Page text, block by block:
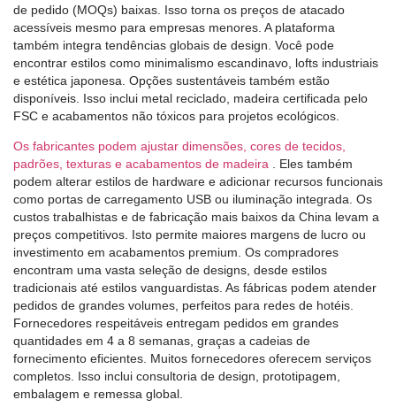
de pedido (MOQs) baixas. Isso torna os preços de atacado
acessíveis mesmo para empresas menores. A plataforma
também integra tendências globais de design. Você pode
encontrar estilos como minimalismo escandinavo, lofts industriais
e estética japonesa. Opções sustentáveis ​​também estão
disponíveis. Isso inclui metal reciclado, madeira certificada pelo
FSC e acabamentos não tóxicos para projetos ecológicos.
Os fabricantes podem ajustar dimensões, cores de tecidos,
padrões, texturas e acabamentos de madeira . Eles também
podem alterar estilos de hardware e adicionar recursos funcionais
como portas de carregamento USB ou iluminação integrada. Os
custos trabalhistas e de fabricação mais baixos da China levam a
preços competitivos. Isto permite maiores margens de lucro ou
investimento em acabamentos premium. Os compradores
encontram uma vasta seleção de designs, desde estilos
tradicionais até estilos vanguardistas. As fábricas podem atender
pedidos de grandes volumes, perfeitos para redes de hotéis.
Fornecedores respeitáveis ​​entregam pedidos em grandes
quantidades em 4 a 8 semanas, graças a cadeias de
fornecimento eficientes. Muitos fornecedores oferecem serviços
completos. Isso inclui consultoria de design, prototipagem,
embalagem e remessa global.